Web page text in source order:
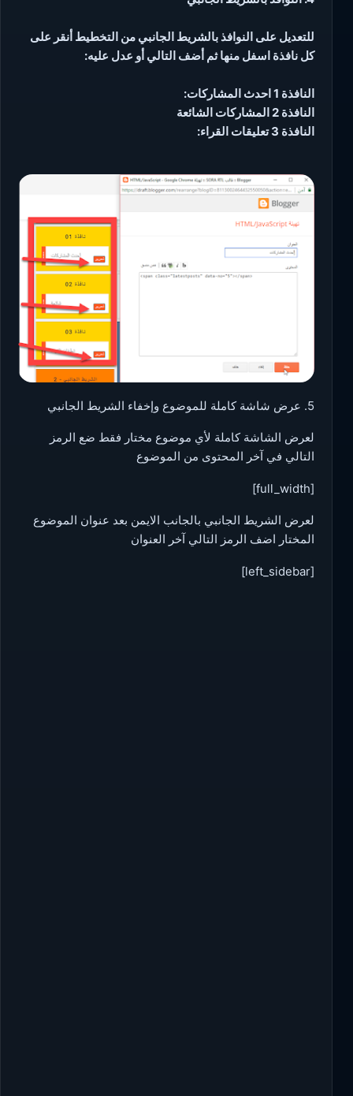
للتعديل على النوافذ بالشريط الجانبي من التخطيط أنقر على
كل نافذة اسفل منها ثم أضف التالي أو عدل عليه:
النافذة 1 احدث المشاركات:
النافذة 2 المشاركات الشائعة
النافذة 3 تعليقات القراء:
5. عرض شاشة كاملة للموضوع وإخفاء الشريط الجانبي
لعرض الشاشة كاملة لأي موضوع مختار فقط ضع الرمز
التالي في آخر المحتوى من الموضوع
[full_width]
لعرض الشريط الجانبي بالجانب الايمن بعد عنوان الموضوع
المختار اضف الرمز التالي آخر العنوان
[left_sidebar]